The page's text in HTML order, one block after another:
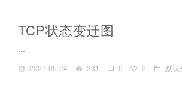
TCP状态变迁图
...
2021-05-24 331 0 2 默认